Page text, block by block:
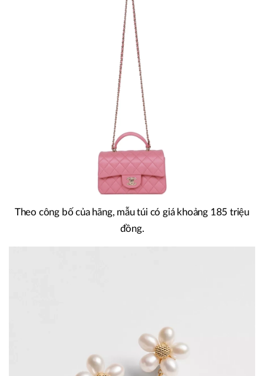
Theo công bố của hãng, mẫu túi có giá khoảng 185 triệu
đồng.